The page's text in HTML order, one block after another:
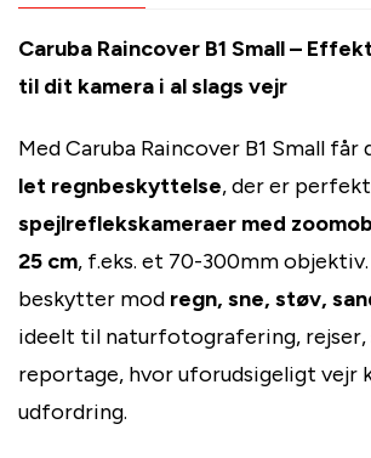
Caruba Raincover B1 Small –
til dit kamera i al slags vejr
Med Caruba Raincover B1 Small får
let regnbeskyttelse, der er
spejlreflekskameraer med
25 cm, f.eks. et 70-300mm
beskytter mod regn, sne, støv,
ideelt til naturfotografering,
reportage, hvor uforudsigeligt vejr
udfordring.